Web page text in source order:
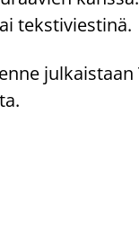
tekstiviestinä.